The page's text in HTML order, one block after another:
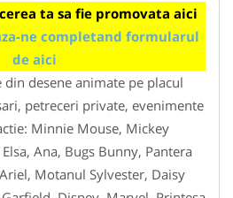
ta sa fie promovata aici
ne completand formularul
de aici
desene animate pe placul
petreceri private, evenimente
Minnie Mouse, Mickey
Ana, Bugs Bunny, Pantera
Motanul Sylvester, Daisy